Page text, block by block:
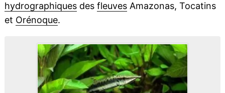
hydrographiquesdes fleuvesAmazonas, Tocatins
et Orénoque.